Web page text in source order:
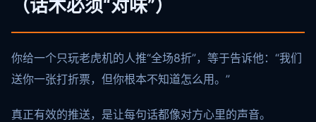
（话术必须“对味”）
你给一个只玩老虎机的人推“全场8折”，等于告诉他：“我们
送你一张打折票，但你根本不知道怎么用。”
真正有效的推送，是让每句话都像对方心里的声音。